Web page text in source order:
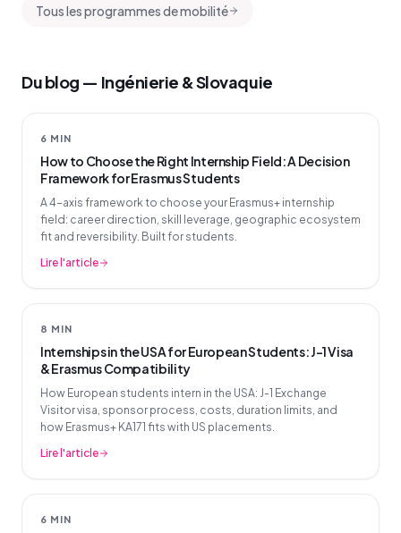
Tous les programmes de mobilité
Du blog — Ingénierie & Slovaquie
6 MIN
How to Choose the Right Internship Field: A Decision
Framework for Erasmus Students
A 4-axis framework to choose your Erasmus+ internship
field: career direction, skill leverage, geographic ecosystem
fit and reversibility. Built for students.
Lire l'article
8 MIN
Internships in the USA for European Students: J-1 Visa
& Erasmus Compatibility
How European students intern in the USA: J-1 Exchange
Visitor visa, sponsor process, costs, duration limits, and
how Erasmus+ KA171 fits with US placements.
Lire l'article
6 MIN